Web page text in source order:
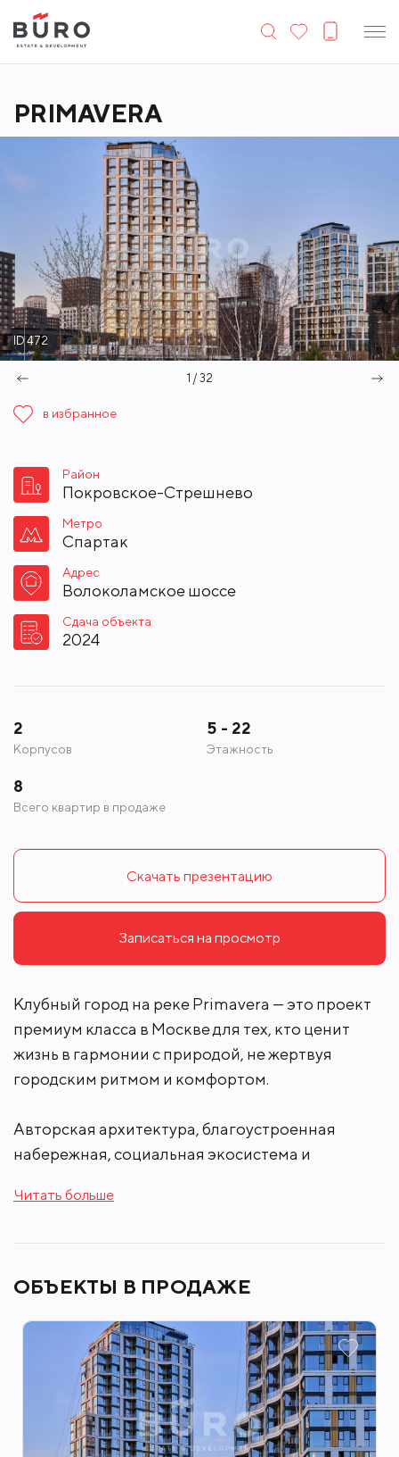
PRIMAVERA
1 / 32
ID 472
в избранное
Район
Покровское-Стрешнево
Метро
Спартак
Адрес
Волоколамское шоссе
Сдача объекта
2024
2
Корпусов
5 - 22
Этажность
8
Всего квартир в продаже
Скачать презентацию
Записаться на просмотр
Клубный город на реке Primavera — это проект
премиум класса в Москве для тех, кто ценит
жизнь в гармонии с природой, не жертвуя
городским ритмом и комфортом.
Авторская архитектура, благоустроенная
набережная, социальная экосистема и
стиля Primavera. И все это в категории смарт-
вы продолжаете свой насыщенный ритм
столицы, однако, получаете почти все
преимущества тех, кто живет за городом!
Квартиры - до 192 м2, с потолками до 6 м и углом
панорамного обзора 270.
Читать больше
ОБЪЕКТЫ В ПРОДАЖЕ